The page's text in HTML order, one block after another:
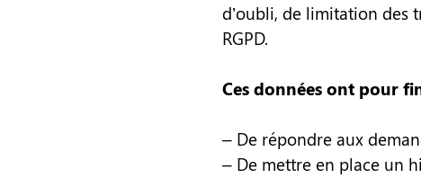
d’oubli, de limitation des
RGPD.
Ces données ont pour
– De répondre aux
– De mettre en place un